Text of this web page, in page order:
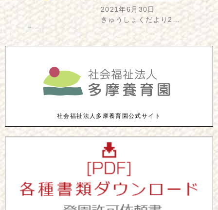
2021年6月30日
きゅうしょくだより2…
社会福祉法人多摩養育園公式サイト